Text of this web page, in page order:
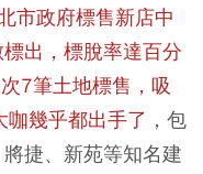
市政府標售新店中
出，標脫率達百分
7筆土地標售，吸
幾乎都出手了 ，包
捷、新苑等知名建